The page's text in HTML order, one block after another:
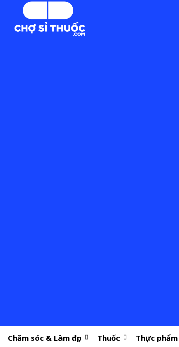
Chăm sóc & Làm đẹp Thuốc Thực